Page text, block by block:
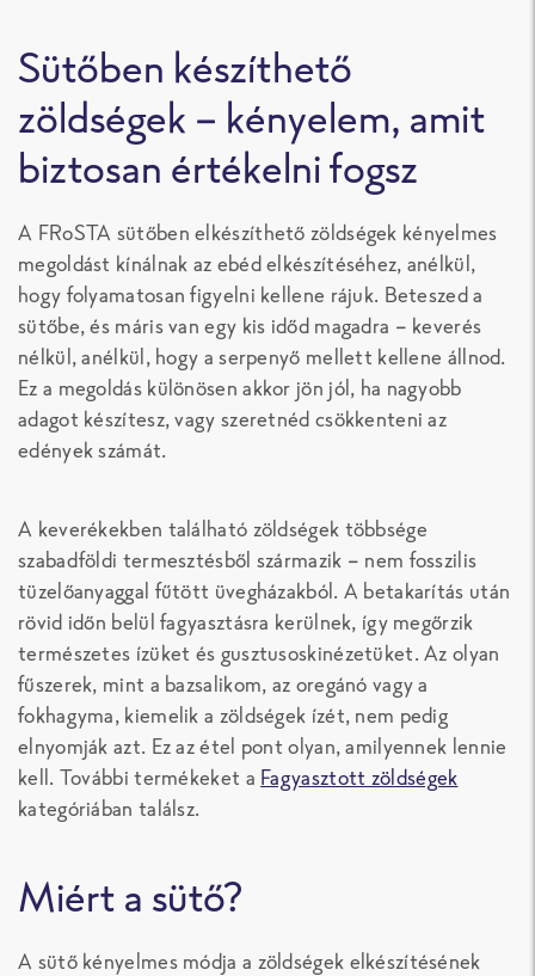
Sütőben készíthető
zöldségek – kényelem, amit
biztosan értékelni fogsz
A FRoSTA sütőben elkészíthető zöldségek kényelmes
megoldást kínálnak az ebéd elkészítéséhez, anélkül,
hogy folyamatosan figyelni kellene rájuk. Beteszed a
sütőbe, és máris van egy kis időd magadra – keverés
nélkül, anélkül, hogy a serpenyő mellett kellene állnod.
Ez a megoldás különösen akkor jön jól, ha nagyobb
adagot készítesz, vagy szeretnéd csökkenteni az
edények számát.
A keverékekben található zöldségek többsége
szabadföldi termesztésből származik – nem fosszilis
tüzelőanyaggal fűtött üvegházakból. A betakarítás után
rövid időn belül fagyasztásra kerülnek, így megőrzik
természetes ízüket és gusztusoskinézetüket. Az olyan
fűszerek, mint a bazsalikom, az oregánó vagy a
fokhagyma, kiemelik a zöldségek ízét, nem pedig
elnyomják azt. Ez az étel pont olyan, amilyennek lennie
kell. További termékeket a Fagyasztott zöldségek
kategóriában találsz.
Miért a sütő?
A sütő kényelmes módja a zöldségek elkészítésének